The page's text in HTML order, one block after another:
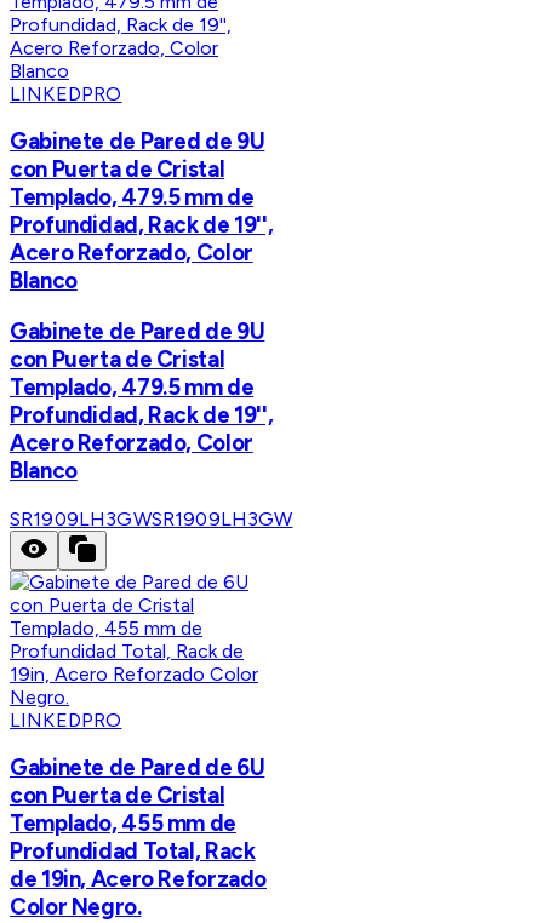
LINKEDPRO
Gabinete de Pared de 9U
con Puerta de Cristal
Templado, 479.5 mm de
Profundidad, Rack de 19'',
Acero Reforzado, Color
Blanco
Gabinete de Pared de 9U
con Puerta de Cristal
Templado, 479.5 mm de
Profundidad, Rack de 19'',
Acero Reforzado, Color
Blanco
SR1909LH3GWSR1909LH3GW
LINKEDPRO
Gabinete de Pared de 6U
con Puerta de Cristal
Templado, 455 mm de
Profundidad Total, Rack
de 19in, Acero Reforzado
Color Negro.